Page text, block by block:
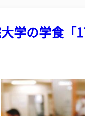
学の学食「